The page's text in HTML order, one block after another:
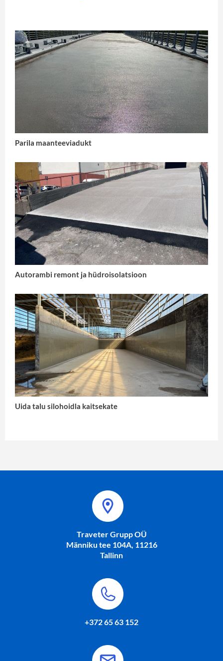
Parila maanteeviadukt
Autorambi remont ja hüdroisolatsioon
Uida talu silohoidla kaitsekate
Traveter Grupp OÜ
Männiku tee 104A, 11216
Tallinn
+372 65 63 152